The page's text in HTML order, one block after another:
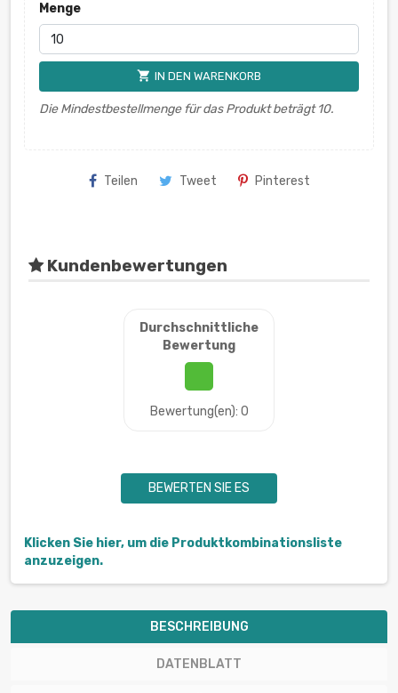
Menge
shopping_cart IN DEN WARENKORB
Die Mindestbestellmenge für das Produkt beträgt 10.
Teilen Tweet Pinterest
Kundenbewertungen
Durchschnittliche
Bewertung
Bewertung(en): 0
BEWERTEN SIE ES
Klicken Sie hier, um die Produktkombinationsliste
anzuzeigen.
BESCHREIBUNG
DATENBLATT